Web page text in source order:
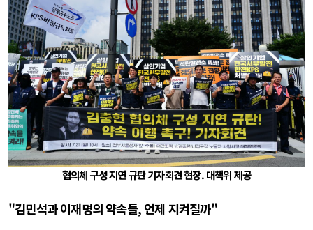
협의체 구성 지연 규탄 기자회견 현장. 대책위 제공
"김민석과 이재명의 약속들, 언제 지켜질까"